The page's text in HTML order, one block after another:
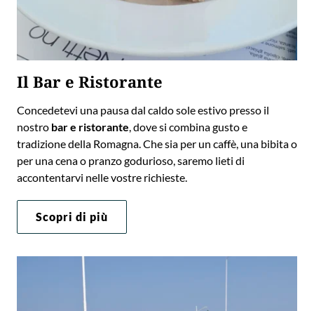
Il Bar e Ristorante
Concedetevi una pausa dal caldo sole estivo presso il
nostro bar e ristorante, dove si combina gusto e
tradizione della Romagna. Che sia per un caffè, una bibita o
per una cena o pranzo godurioso, saremo lieti di
accontentarvi nelle vostre richieste.
Scopri di più